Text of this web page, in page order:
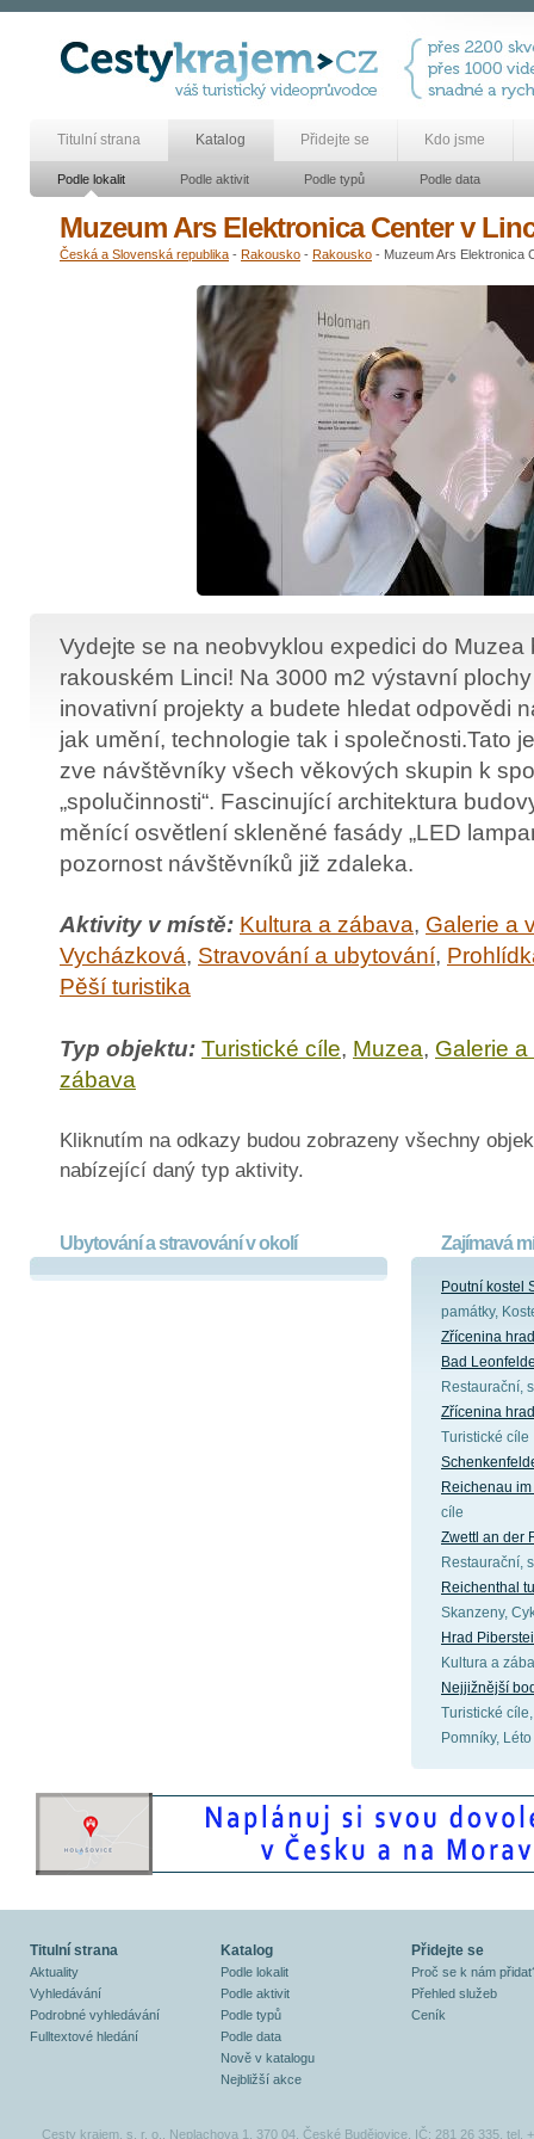
Titulní strana Katalog Přidejte se Kdo jsme
Podle lokalit Podle aktivit Podle typů Podle data
Muzeum Ars Elektronica Center v
Česká a Slovenská republika - Rakousko - Rakousko - Muzeum Ars Elektronica
Vydejte se na neobvyklou expedici do Muzea
rakouském Linci! Na 3000 m2 výstavní
inovativní projekty a budete hledat odpovědi
jak umění, technologie tak i společnosti.Tato
zve návštěvníky všech věkových skupin k
„spolučinnosti“. Fascinující architektura
měnící osvětlení skleněné fasády „LED
pozornost návštěvníků již zdaleka.
Aktivity v místě: Kultura a zábava, Galerie a
Vycházková, Stravování a ubytování,
Pěší turistika
Typ objektu: Turistické cíle, Muzea, Galerie
zábava
Kliknutím na odkazy budou zobrazeny všechny
nabízející daný typ aktivity.
Ubytování a stravování v okolí Zajímavá
Poutní kostel
památky,
Zřícenina
Bad
Restaurační,
Zřícenina
Turistické cíle
Reichenau
cíle
Zwettl an der
Restaurační,
Reichenthal
Skanzeny,
Hrad
Kultura a
Nejjižnější
Turistické
Pomníky,
Titulní strana
Aktuality
Vyhledávání
Podrobné vyhledávání
Fulltextové hledání
Katalog
Podle lokalit
Podle aktivit
Podle typů
Podle data
Nově v katalogu
Nejbližší akce
Přidejte se
Proč se k nám
Přehled služeb
Ceník
Cesty krajem, s. r. o., Neplachova 1, 370 04, České Budějovice, IČ: 281 26 335, tel.